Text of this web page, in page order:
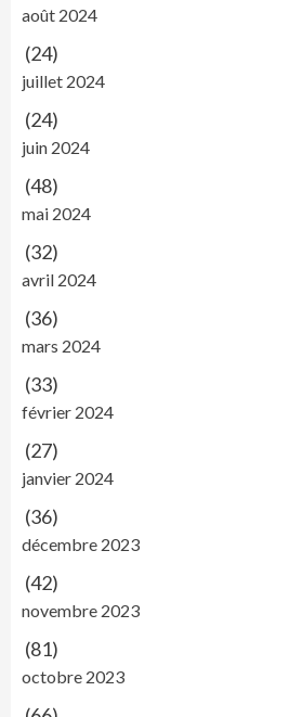
août 2024
(24)
juillet 2024
(24)
juin 2024
(48)
mai 2024
(32)
avril 2024
(36)
mars 2024
(33)
février 2024
(27)
janvier 2024
(36)
décembre 2023
(42)
novembre 2023
(81)
octobre 2023